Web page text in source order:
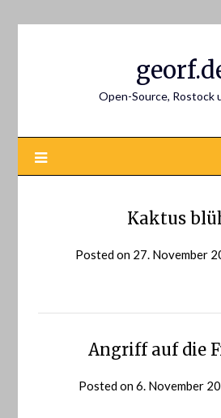
Open-Source, Rostock
Kaktus
Posted on 27. November
Angriff auf die
Posted on6. November